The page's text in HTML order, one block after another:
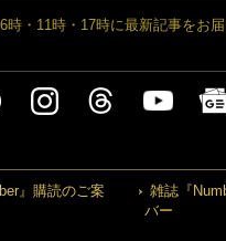
時・11時・17時に最新記事をお
』購読のご案
雑誌『
バー